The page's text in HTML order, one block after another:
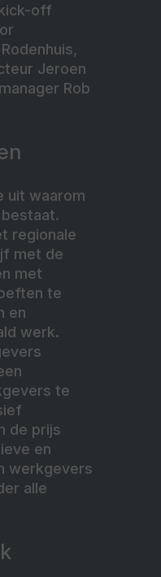
off
Jeroen
Rob
uit waarom
regionale
met de
met
te
en
werk.
te
de prijs
en
werkgevers
alle